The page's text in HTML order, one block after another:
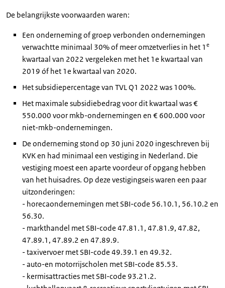
De belangrijkste voorwaarden waren:
Een onderneming of groep verbonden ondernemingen
verwachtte minimaal 30% of meer omzetverlies in het 1 e
kwartaal van 2022 vergeleken met het 1e kwartaal van
2019 óf het 1e kwartaal van 2020.
Het subsidiepercentage van TVL Q1 2022 was 100%.
Het maximale subsidiebedrag voor dit kwartaal was €
550.000 voor mkb-ondernemingen en € 600.000 voor
niet-mkb-ondernemingen.
De onderneming stond op 30 juni 2020 ingeschreven bij
KVK en had minimaal een vestiging in Nederland. Die
vestiging moest een aparte voordeur of opgang hebben
van het huisadres. Op deze vestigingseis waren een paar
uitzonderingen:
- horecaondernemingen met SBI-code 56.10.1, 56.10.2 en
56.30.
- markthandel met SBI-code 47.81.1, 47.81.9, 47.82,
47.89.1, 47.89.2 en 47.89.9.
- taxivervoer met SBI-code 49.39.1 en 49.32.
- auto-en motorrijscholen met SBI-code 85.53.
- kermisattracties met SBI-code 93.21.2.